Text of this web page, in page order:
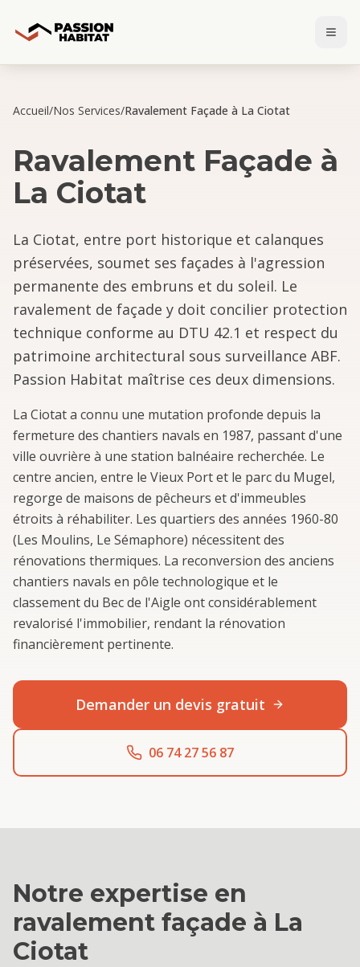
Accueil/Nos Services/Ravalement Façade à La Ciotat
Ravalement Façade à
La Ciotat
La Ciotat, entre port historique et calanques
préservées, soumet ses façades à l'agression
permanente des embruns et du soleil. Le
ravalement de façade y doit concilier protection
technique conforme au DTU 42.1 et respect du
patrimoine architectural sous surveillance ABF.
Passion Habitat maîtrise ces deux dimensions.
La Ciotat a connu une mutation profonde depuis la
fermeture des chantiers navals en 1987, passant d'une
ville ouvrière à une station balnéaire recherchée. Le
centre ancien, entre le Vieux Port et le parc du Mugel,
regorge de maisons de pêcheurs et d'immeubles
étroits à réhabiliter. Les quartiers des années 1960-80
(Les Moulins, Le Sémaphore) nécessitent des
rénovations thermiques. La reconversion des anciens
chantiers navals en pôle technologique et le
classement du Bec de l'Aigle ont considérablement
revalorisé l'immobilier, rendant la rénovation
financièrement pertinente.
Demander un devis gratuit
06 74 27 56 87
Notre expertise en
ravalement façade à La
Ciotat